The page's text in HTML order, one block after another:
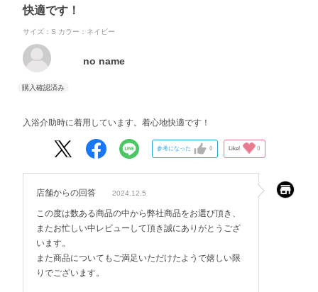
快適です！
サイズ：S カラー：ネイビー
no name
入浴介助時に着用しています。着心地快適です！
参考になった 0 Like! 0
店舗からの回答 2024.12.5
この度は数ある商品の中から弊社商品をお選び頂き、
またお忙しい中レビューして頂き誠にありがとうござ
います。
また商品についてもご満足いただけたようで嬉しい限
りでございます。